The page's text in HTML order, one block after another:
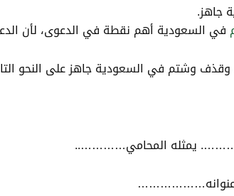
جاهز.
في السعودية أهم نقطة في الدعوى، لأن
وشتم في السعودية جاهز على النحو
يمثله المحامي…………..
عنوانه………………